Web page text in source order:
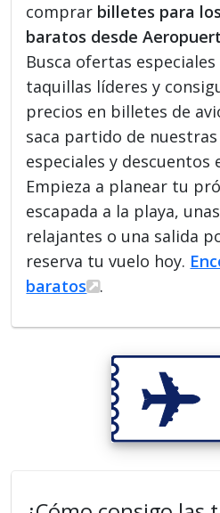
comprar billetes para
baratos desde
Busca ofertas
taquillas líderes y
precios en billetes de
saca partido de
especiales y descuentos
Empieza a planear tu
escapada a la playa,
relajantes o una salida
reserva tu vuelo hoy.
baratos
.